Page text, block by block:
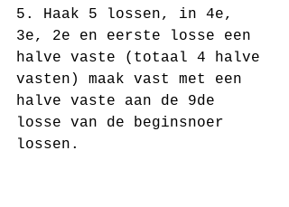
5. Haak 5 lossen, in 4e,
3e, 2e en eerste losse een
halve vaste (totaal 4 halve
vasten) maak vast met een
halve vaste aan de 9de
losse van de beginsnoer
lossen.